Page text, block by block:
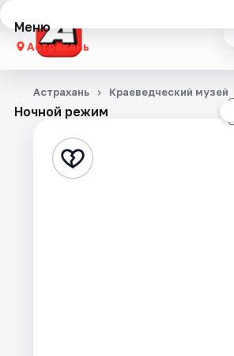
Меню
Астрахань
Концерты
Стендап
Ночной режим
Астрахань Краеведческий музей